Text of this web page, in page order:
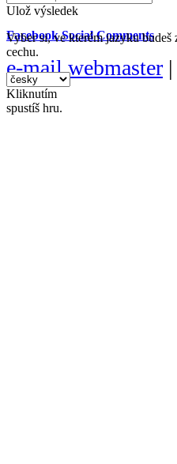
Ulož výsledek
Vyber si, ve kterém jazyku
cechu.
Kliknutím
spustíš hru.
Facebook Social Comments
e-mail webmaster